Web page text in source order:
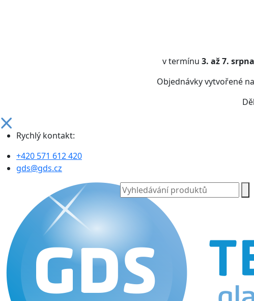
v termínu 3. až 7.
Objednávky vytvořené
Rychlý kontakt:
+420 571 612 420
gds@gds.cz